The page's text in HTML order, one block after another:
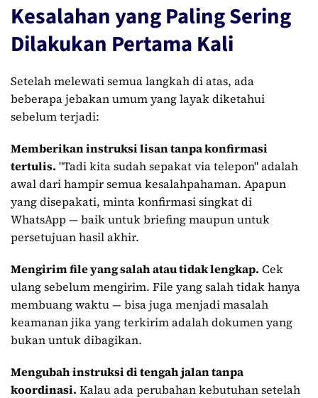
Kesalahan yang Paling Sering
Dilakukan Pertama Kali
Setelah melewati semua langkah di atas, ada
beberapa jebakan umum yang layak diketahui
sebelum terjadi:
Memberikan instruksi lisan tanpa konfirmasi
tertulis. "Tadi kita sudah sepakat via telepon" adalah
awal dari hampir semua kesalahpahaman. Apapun
yang disepakati, minta konfirmasi singkat di
WhatsApp — baik untuk briefing maupun untuk
persetujuan hasil akhir.
Mengirim file yang salah atau tidak lengkap. Cek
ulang sebelum mengirim. File yang salah tidak hanya
membuang waktu — bisa juga menjadi masalah
keamanan jika yang terkirim adalah dokumen yang
bukan untuk dibagikan.
Mengubah instruksi di tengah jalan tanpa
koordinasi. Kalau ada perubahan kebutuhan setelah